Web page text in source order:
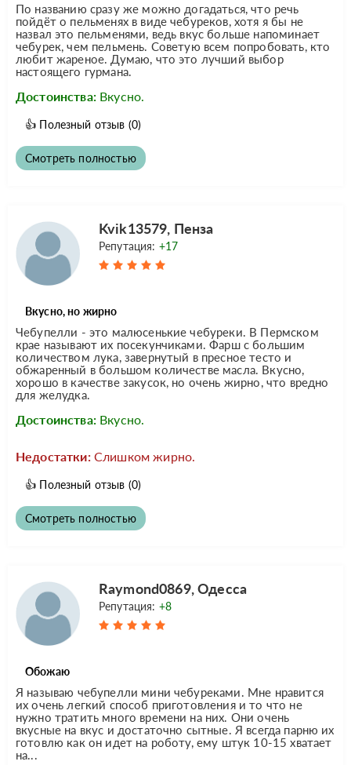
По названию сразу же можно догадаться, что речь
пойдёт о пельменях в виде чебуреков, хотя я бы не
назвал это пельменями, ведь вкус больше напоминает
чебурек, чем пельмень. Советую всем попробовать, кто
любит жареное. Думаю, что это лучший выбор
настоящего гурмана.
Достоинства: Вкусно.
👍 Полезный отзыв (0)
Смотреть полностью
Kvik13579, Пенза
Репутация: +17
Вкусно, но жирно
Чебупелли - это малюсенькие чебуреки. В Пермском
крае называют их посекунчиками. Фарш с большим
количеством лука, завернутый в пресное тесто и
обжаренный в большом количестве масла. Вкусно,
хорошо в качестве закусок, но очень жирно, что вредно
для желудка.
Достоинства: Вкусно.
Недостатки: Слишком жирно.
👍 Полезный отзыв (0)
Смотреть полностью
Raymond0869, Одесса
Репутация: +8
Обожаю
Я называю чебупелли мини чебуреками. Мне нравится
их очень легкий способ приготовления и то что не
нужно тратить много времени на них. Они очень
вкусные на вкус и достаточно сытные. Я всегда парню их
готовлю как он идет на роботу, ему штук 10-15 хватает
на...